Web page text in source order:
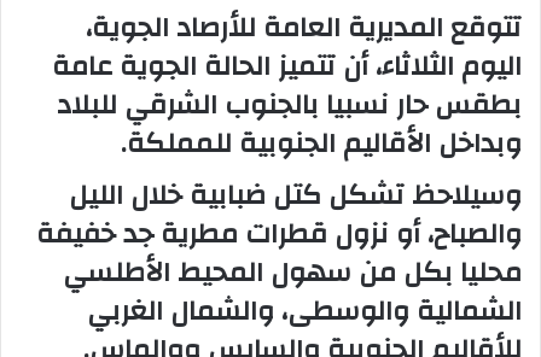
ل
ب
ي
د
ل
ر
و
تتوقع المديرية العامة للأرصاد الجوية،
اليوم الثلاثاء، أن تتميز الحالة الجوية عامة
بطقس حار نسبيا بالجنوب الشرقي للبلاد
وبداخل الأقاليم الجنوبية للمملكة.
وسيلاحظ تشكل كتل ضبابية خلال الليل
والصباح، أو نزول قطرات مطرية جد خفيفة
محليا بكل من سهول المحيط الأطلسي
الشمالية والوسطى، والشمال الغربي